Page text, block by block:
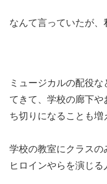
なんて言っていたが、
ミュージカルの配役
てきて、学校の廊下
ち切りになることも増
学校の教室にクラスの
ヒロインやらを演じる